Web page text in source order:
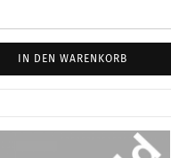
IN DEN WARENKORB